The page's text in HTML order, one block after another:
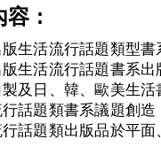
容 :
生活流行話題類型書
生活流行話題書系出
及日、韓、歐美生
話題類書系議題創造
話題類出版品於平